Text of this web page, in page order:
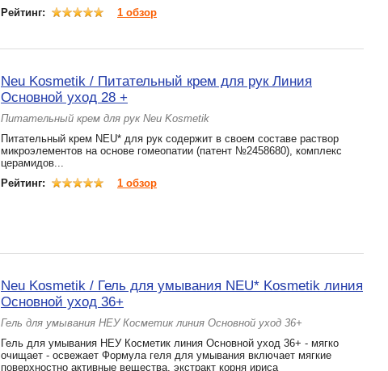
Рейтинг:
1 обзор
Neu Kosmetik / Питательный крем для рук Линия
Основной уход 28 +
Питательный крем для рук Neu Kosmetik
Питательный крем NEU* для рук содержит в своем составе раствор
микроэлементов на основе гомеопатии (патент №2458680), комплекс
церамидов...
Рейтинг:
1 обзор
Neu Kosmetik / Гель для умывания NEU* Kosmetik линия
Основной уход 36+
Гель для умывания НЕУ Косметик линия Основной уход 36+
Гель для умывания НЕУ Косметик линия Основной уход 36+ - мягко
очищает - освежает Формула геля для умывания включает мягкие
поверхностно активные вещества, экстракт корня ириса